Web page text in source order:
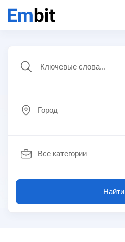
Город
Все категории
Найти